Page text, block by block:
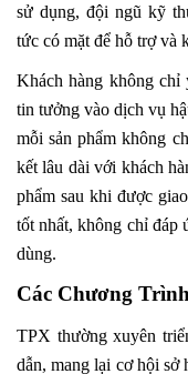
sử dụng, đội ngũ kỹ
tức có mặt để hỗ trợ và
Khách hàng không chỉ
tin tưởng vào dịch vụ
mỗi sản phẩm không
kết lâu dài với khách
phẩm sau khi được
tốt nhất, không chỉ đáp
dùng.
Các Chương
TPX thường xuyên
dẫn, mang lại cơ hội sở